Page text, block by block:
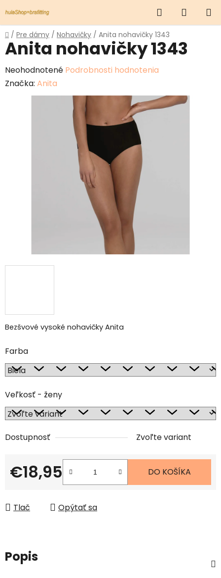
na
obsah
Hľadať
KOŠÍK
Domov
/ Pre dámy / Nohavičky / Anita nohavičky 1343
Bezšvové vysoké nohavičky Anita
Farba
Veľkosť - ženy
Dostupnosť Zvoľte variant
€18,95
Jednotková cena:
DO KOŠÍKA
Tlač Opýtať sa
Anita nohavičky 1343
Priemerné
hodnotenie
produktu
Neohodnotené Podrobnosti hodnotenia
Značka: Anita
Popis